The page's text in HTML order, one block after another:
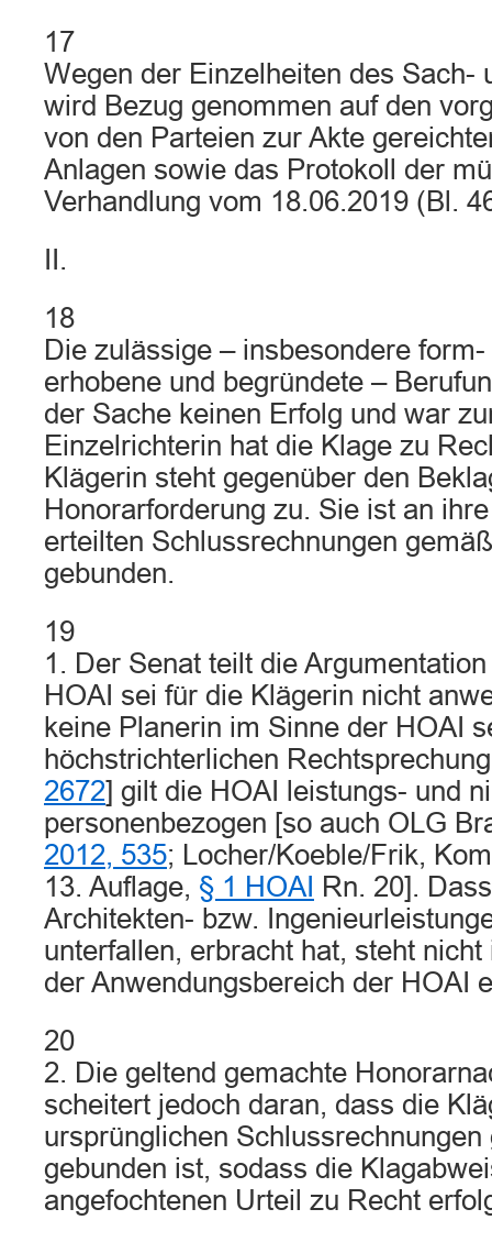
17
Wegen der Einzelheiten des Sach-
wird Bezug genommen auf den
von den Parteien zur Akte
Anlagen sowie das Protokoll der
Verhandlung vom 18.06.2019 (Bl.
II.
18
Die zulässige – insbesondere
erhobene und begründete –
der Sache keinen Erfolg und war
Einzelrichterin hat die Klage zu
Klägerin steht gegenüber den
Honorarforderung zu. Sie ist an
erteilten Schlussrechnungen
gebunden.
19
1. Der Senat teilt die
HOAI sei für die Klägerin nicht
keine Planerin im Sinne der HOAI
höchstrichterlichen
2672] gilt die HOAI leistungs- und
personenbezogen [so auch OLG
2012, 535; Locher/Koeble/Frik,
13. Auflage, § 1 HOAI
Rn. 20].
Architekten- bzw.
unterfallen, erbracht hat, steht
der Anwendungsbereich der HOAI
20
2. Die geltend gemachte
scheitert jedoch daran, dass die
ursprünglichen
gebunden ist, sodass die
angefochtenen Urteil zu Recht